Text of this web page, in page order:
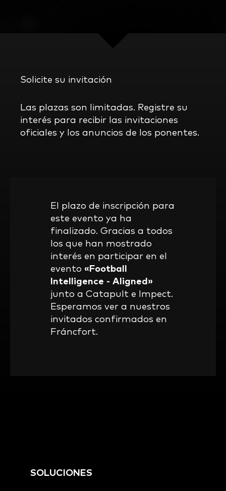
Solicite su invitación
Las plazas son limitadas. Registre su
interés para recibir las invitaciones
oficiales y los anuncios de los ponentes.
El plazo de inscripción para
este evento ya ha
finalizado. Gracias a todos
los que han mostrado
interés en participar en el
evento «Football
Intelligence - Aligned»
junto a Catapult e Impect.
Esperamos ver a nuestros
invitados confirmados en
Fráncfort.
SOLUCIONES